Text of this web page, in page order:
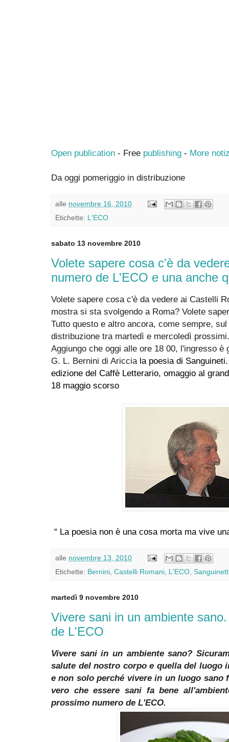
Open publication - Free publishing - More
Da oggi pomeriggio in distribuzione
alle novembre 16, 2010
Etichette: L'ECO
sabato 13 novembre 2010
Volete sapere cosa c'è da
numero de L'ECO e una anche
Volete sapere cosa c'è da vedere ai Castelli
mostra si sta svolgendo a Roma? Volete
Tutto questo e altro ancora, come sempre,
distribuzione tra martedì e mercoledì prossimi.
Aggiungo che oggi alle ore 18 00, l'ingresso è
G. L. Bernini di Ariccia la poesia di
edizione del Caffè Letterario, omaggio al
18 maggio scorso
“ La poesia non è una cosa morta ma vive
alle novembre 13, 2010
Etichette: Bernini Castelli Romani L'ECO
martedì 9 novembre 2010
Vivere sani in un ambiente
de L'ECO
Vivere sani in un ambiente sano?
salute del nostro corpo e quella del luogo
e non solo perché vivere in un luogo sano
vero che essere sani fa bene
prossimo numero de L'ECO.